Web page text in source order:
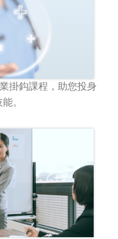
掛鈎課程，助您投身
。